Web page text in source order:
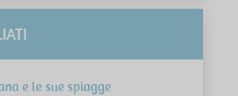
e le sue spiagge